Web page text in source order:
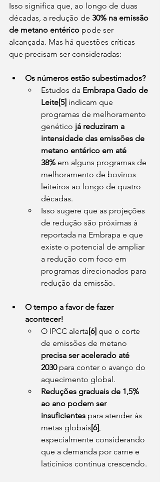
Isso significa que, ao longo de duas
décadas, a redução de 30% na emissão
de metano entérico pode ser
alcançada. Mas há questões críticas
que precisam ser consideradas:
Os números estão subestimados?
Estudos da Embrapa Gado de
Leite[5] indicam que
programas de melhoramento
genético já reduziram a
intensidade das emissões de
metano entérico em até
38% em alguns programas de
melhoramento de bovinos
leiteiros ao longo de quatro
décadas.
Isso sugere que as projeções
de redução são próximas à
reportada na Embrapa e que
existe o potencial de ampliar
a redução com foco em
programas direcionados para
redução da emissão.
O tempo a favor de fazer
acontecer!
O IPCC alerta[6] que o corte
de emissões de metano
precisa ser acelerado até
2030 para conter o avanço do
aquecimento global.
Reduções graduais de 1,5%
ao ano podem ser
insuficientes para atender às
metas globais[6],
especialmente considerando
que a demanda por carne e
laticínios continua crescendo.